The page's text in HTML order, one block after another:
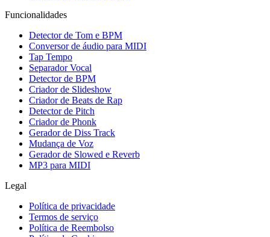
Funcionalidades
Detector de Tom e BPM
Conversor de áudio para MIDI
Tap Tempo
Separador Vocal
Detector de BPM
Criador de Slideshow
Criador de Beats de Rap
Detector de Pitch
Criador de Phonk
Gerador de Diss Track
Mudança de Voz
Gerador de Slowed e Reverb
MP3 para MIDI
Legal
Política de privacidade
Termos de serviço
Política de Reembolso